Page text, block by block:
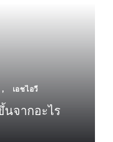
, เอชไอวี
นจากอะไร